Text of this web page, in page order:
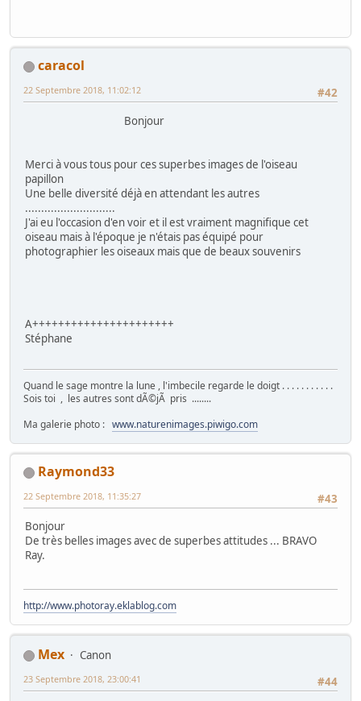
caracol
#42
22 Septembre 2018, 11:02:12
Bonjour
Merci à vous tous pour ces superbes images de l'oiseau
papillon
Une belle diversité déjà en attendant les autres
............................
J'ai eu l'occasion d'en voir et il est vraiment magnifique cet
oiseau mais à l'époque je n'étais pas équipé pour
photographier les oiseaux mais que de beaux souvenirs
A++++++++++++++++++++++
Stéphane
Quand le sage montre la lune , l'imbecile regarde le doigt . . . . . . . . . . .
Sois toi , les autres sont dÃ©jÃ pris ........
Ma galerie photo : www.naturenimages.piwigo.com
Raymond33
#43
22 Septembre 2018, 11:35:27
Bonjour
De très belles images avec de superbes attitudes ... BRAVO
Ray.
http://www.photoray.eklablog.com
Mex
Canon
#44
23 Septembre 2018, 23:00:41